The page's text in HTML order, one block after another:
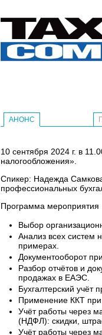
АНОНС
10 сентября 2024 г. в
налогообложения».
Спикер: Надежда
профессиональных
Программа мероприятия
Выбор
Анализ всех систем
примерах.
Документооборот
Разбор отчётов и
продажах в ЕАЭС.
Бухгалтерский учёт
Применение ККТ при
Учёт работы через
(НДФЛ): скидки,
Учёт работы через